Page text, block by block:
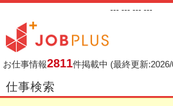
--- --- --- ---
お仕事情報2811件掲載中 (最終更新
仕事検索